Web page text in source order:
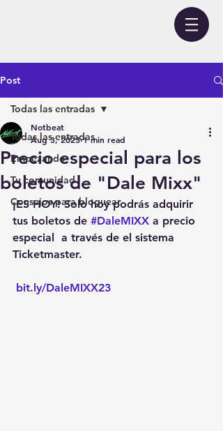
Post
Todas las entradas
Empezando
Tu comunidad
Consejos para bloguear
Todas las entradas
Precio especial para los
boletos de "Dale Mixx"
Notbeat
Aug 3, 2023 1 min read
¡ES HOY! Solo hoy podrás adquirir
tus boletos de #DaleMIXX a precio
especial  a través de el sistema
Ticketmaster.
bit.ly/DaleMIXX23